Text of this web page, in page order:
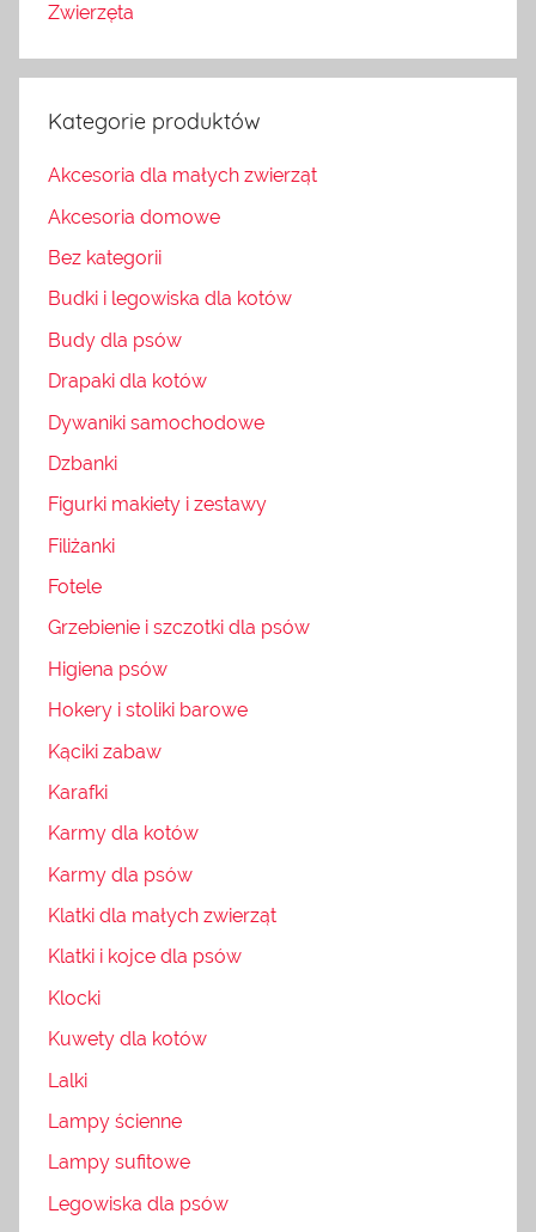
Zwierzęta
Kategorie produktów
Akcesoria dla małych zwierząt
Akcesoria domowe
Bez kategorii
Budki i legowiska dla kotów
Budy dla psów
Drapaki dla kotów
Dywaniki samochodowe
Dzbanki
Figurki makiety i zestawy
Filiżanki
Fotele
Grzebienie i szczotki dla psów
Higiena psów
Hokery i stoliki barowe
Kąciki zabaw
Karafki
Karmy dla kotów
Karmy dla psów
Klatki dla małych zwierząt
Klatki i kojce dla psów
Klocki
Kuwety dla kotów
Lalki
Lampy ścienne
Lampy sufitowe
Legowiska dla psów